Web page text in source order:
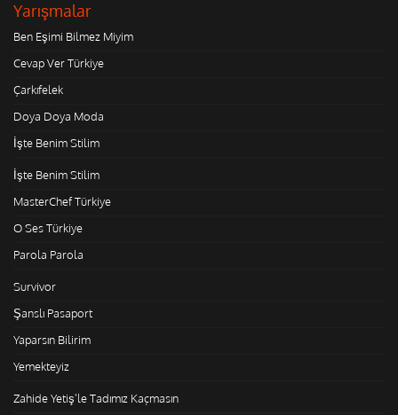
Yarışmalar
Ben Eşimi Bilmez Miyim
Cevap Ver Türkiye
Çarkıfelek
Doya Doya Moda
İşte Benim Stilim
İşte Benim Stilim
MasterChef Türkiye
O Ses Türkiye
Parola Parola
Survivor
Şanslı Pasaport
Yaparsın Bilirim
Yemekteyiz
Zahide Yetiş'le Tadımız Kaçmasın